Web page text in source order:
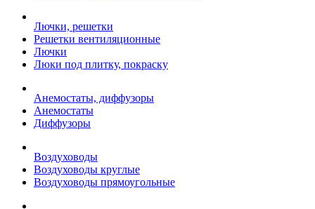
Лючки, решетки
Решетки вентиляционные
Лючки
Люки под плитку, покраску
Анемостаты, диффузоры
Анемостаты
Диффузоры
Воздуховоды
Воздуховоды круглые
Воздуховоды прямоугольные